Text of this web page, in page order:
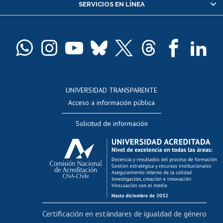
Pago de arancel y crédito alumnos
Docentes
Perfeccionamiento
Editar Portafolio Académico
Evaluación docente
Calificación académica
Postulación al AUCAI
Funcionarias/os
Cursos internos de capacitación
Bienestar del personal
Portal de movilidad interna
SERVICIOS EN LÍNEA
UNIVERSIDAD TRANSPARENTE
Acceso a información pública
Solicitud de información
Certificación en estándares de igualdad de género